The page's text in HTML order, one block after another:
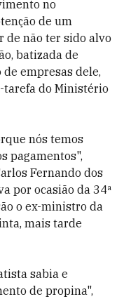
no
de um
de não ter sido alvo
batizada de
empresas dele,
do Ministério
nós temos
pagamentos",
Fernando dos
por ocasião da 34ª
o ex-ministro da
mais tarde
sabia e
de propina",